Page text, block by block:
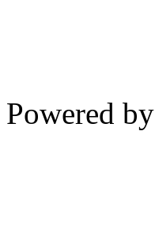
Powered by